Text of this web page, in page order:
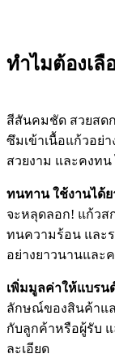
ทำไมต้องเลื
สีสันคมชัด สวยสด
ซึมเข้าเนื้อแก้วอย่
สวยงาม และคงทน
ทนทาน ใช้งานได้
จะหลุดลอก! แก้วส
ทนความร้อน และ
อย่างยาวนานและ
เพิ่มมูลค่าให้แบรน
ลักษณ์ของสินค้าแ
กับลูกค้าหรือผู้รับ แ
ละเอียด